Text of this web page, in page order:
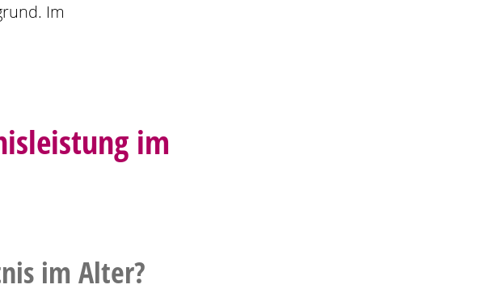
Im
im
im Alter?